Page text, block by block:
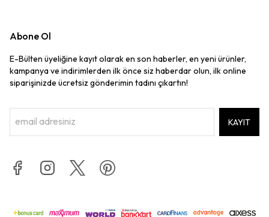
Abone Ol
E-Bülten üyeliğine kayıt olarak en son haberler, en yeni ürünler,
kampanya ve indirimlerden ilk önce siz haberdar olun, ilk online
siparişinizde ücretsiz gönderimin tadını çıkartın!
KAYIT